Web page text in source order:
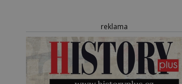
reklama